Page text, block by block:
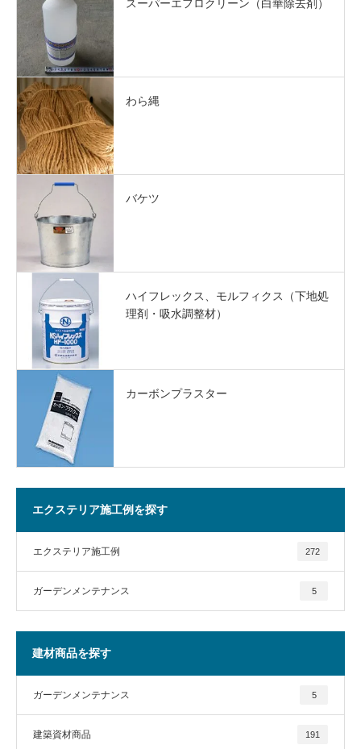
スーパーエフロクリーン（白華除去剤）
わら縄
バケツ
ハイフレックス、モルフィクス（下地処
理剤・吸水調整材）
カーボンプラスター
エクステリア施工例を探す
エクステリア施工例 272
ガーデンメンテナンス 5
建材商品を探す
ガーデンメンテナンス 5
建築資材商品 191